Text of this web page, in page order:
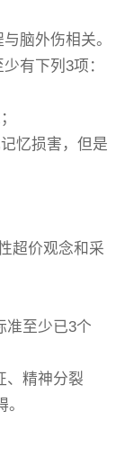
脑外伤相关。
有下列3项：
忆损害，但是
超价观念和采
准至少已3个
、精神分裂